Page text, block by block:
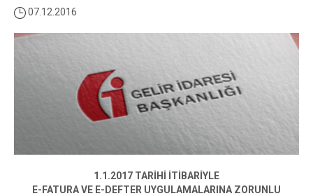
07.12.2016
1.1.2017 TARİHİ İTİBARİYLE
E-FATURA VE E-DEFTER UYGULAMALARINA ZORUNLU